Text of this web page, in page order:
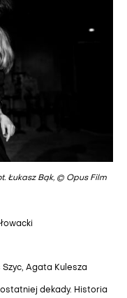
Łukasz Bąk, © Opus Film
Agata Kulesza
dekady. Historia